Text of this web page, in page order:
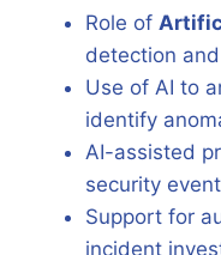
Role of
detection
Use of AI to
identify
AI-assisted
security
Support for
incident